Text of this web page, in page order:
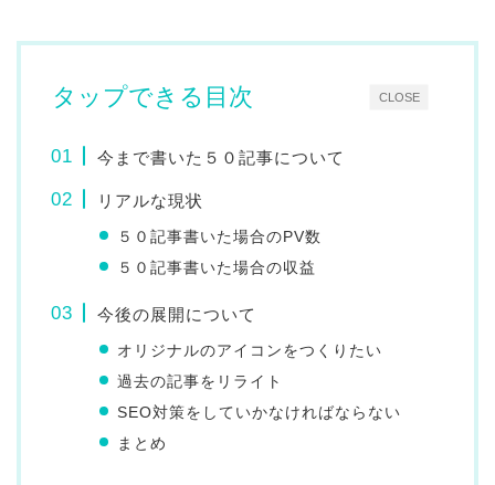
CLOSE
タップできる目次
今まで書いた５０記事について
リアルな現状
５０記事書いた場合のPV数
５０記事書いた場合の収益
今後の展開について
オリジナルのアイコンをつくりたい
過去の記事をリライト
SEO対策をしていかなければならない
まとめ